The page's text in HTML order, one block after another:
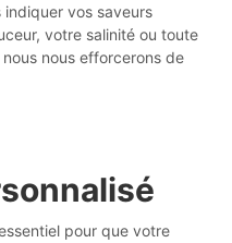
indiquer vos saveurs
votre salinité ou toute
nous efforcerons de
pour que votre